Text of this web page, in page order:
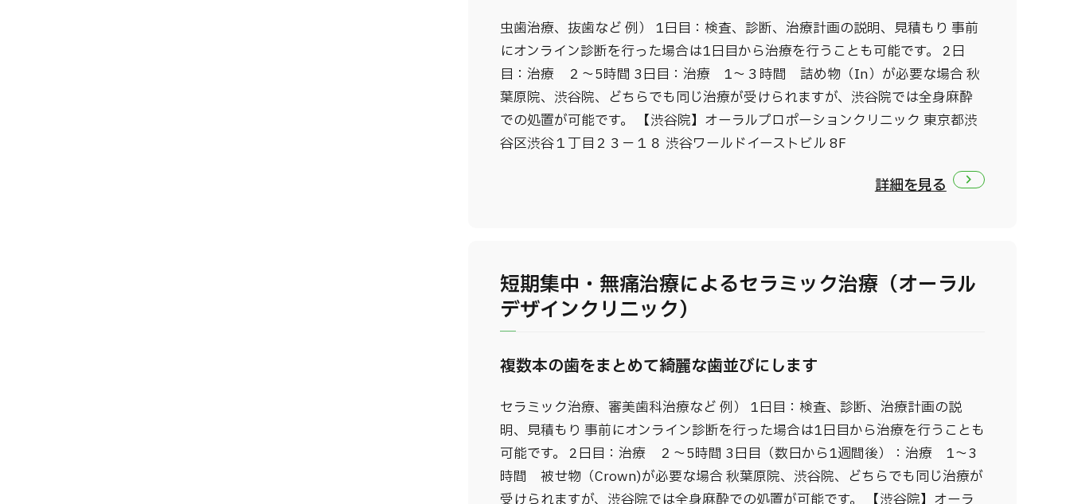
虫歯治療、抜歯など 例） 1日目：検査、診断、治療計画の説明、見積もり 事前
にオンライン診断を行った場合は1日目から治療を行うことも可能です。 2日
目：治療 ２～5時間 3日目：治療 1～３時間 詰め物（In）が必要な場合 秋
葉原院、渋谷院、どちらでも同じ治療が受けられますが、渋谷院では全身麻酔
での処置が可能です。 【渋谷院】オーラルプロポーションクリニック 東京都渋
谷区渋谷１丁目２３－１８ 渋谷ワールドイーストビル 8F
詳細を見る
短期集中・無痛治療によるセラミック治療（オーラル
デザインクリニック）
複数本の歯をまとめて綺麗な歯並びにします
セラミック治療、審美歯科治療など 例） 1日目：検査、診断、治療計画の説
明、見積もり 事前にオンライン診断を行った場合は1日目から治療を行うことも
可能です。 2日目：治療 ２～5時間 3日目（数日から1週間後）：治療 1～3
時間 被せ物（Crown)が必要な場合 秋葉原院、渋谷院、どちらでも同じ治療が
受けられますが、渋谷院では全身麻酔での処置が可能です。 【渋谷院】オーラ